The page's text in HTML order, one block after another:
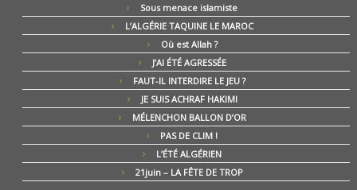
Sous menace islamiste
L’ALGÉRIE TAQUINE LE MAROC
Où est Allah ?
J’AI ÉTÉ AGRESSÉE
FAUT-IL INTERDIRE LE JEU ?
JE SUIS ACHRAF HAKIMI
MÉLENCHON BALLON D’OR
PAS DE CLIM !
L’ÉTÉ ALGÉRIEN
21juin – LA FÊTE DE TROP